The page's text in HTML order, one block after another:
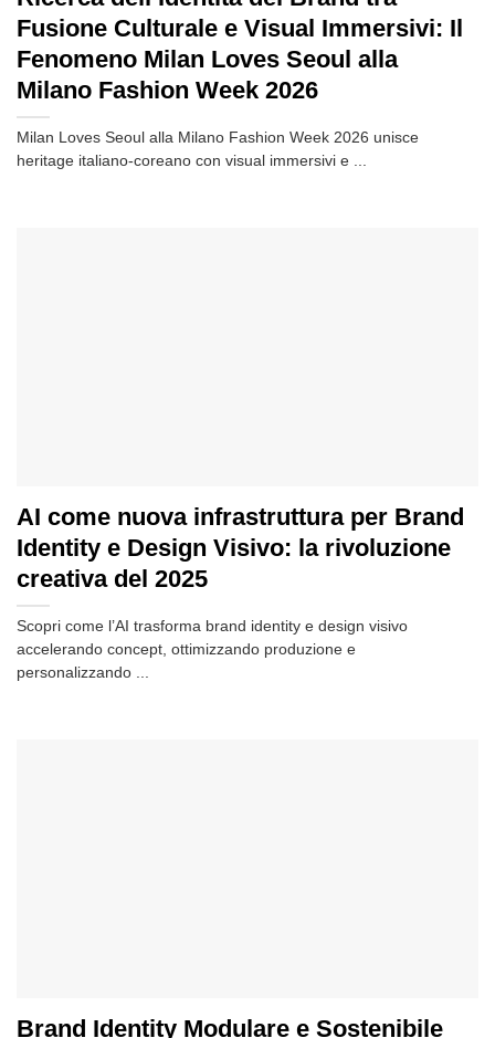
Fusione Culturale e Visual Immersivi: Il
Fenomeno Milan Loves Seoul alla
Milano Fashion Week 2026
Milan Loves Seoul alla Milano Fashion Week 2026 unisce
heritage italiano-coreano con visual immersivi e ...
AI come nuova infrastruttura per Brand
Identity e Design Visivo: la rivoluzione
creativa del 2025
Scopri come l’AI trasforma brand identity e design visivo
accelerando concept, ottimizzando produzione e
personalizzando ...
Brand Identity Modulare e Sostenibile